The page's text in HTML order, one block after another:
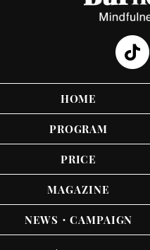
HOME
PROGRAM
PRICE
MAGAZINE
NEWS・CAMPAIGN